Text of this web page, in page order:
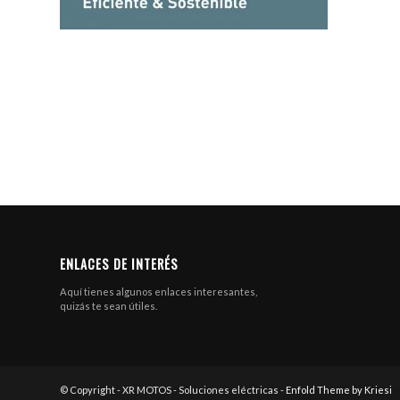
ENLACES DE INTERÉS
Aquí tienes algunos enlaces interesantes,
quizás te sean útiles.
© Copyright - XR MOTOS - Soluciones eléctricas - Enfold Theme by Kriesi